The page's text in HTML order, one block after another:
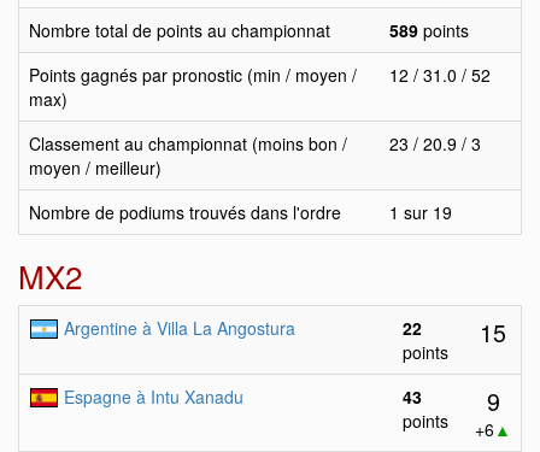
Nombre total de points au championnat 589 points
Points gagnés par pronostic (min / moyen /
max)
12 / 31.0 / 52
Classement au championnat (moins bon /
moyen / meilleur)
23 / 20.9 / 3
Nombre de podiums trouvés dans l'ordre 1 sur 19
MX2
Argentine à Villa La Angostura
22
points
15
Espagne à Intu Xanadu
43
points
9
+6▲